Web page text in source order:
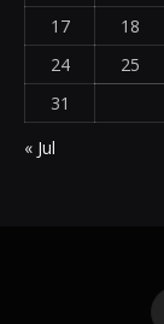
17
18
24
25
31
« Jul